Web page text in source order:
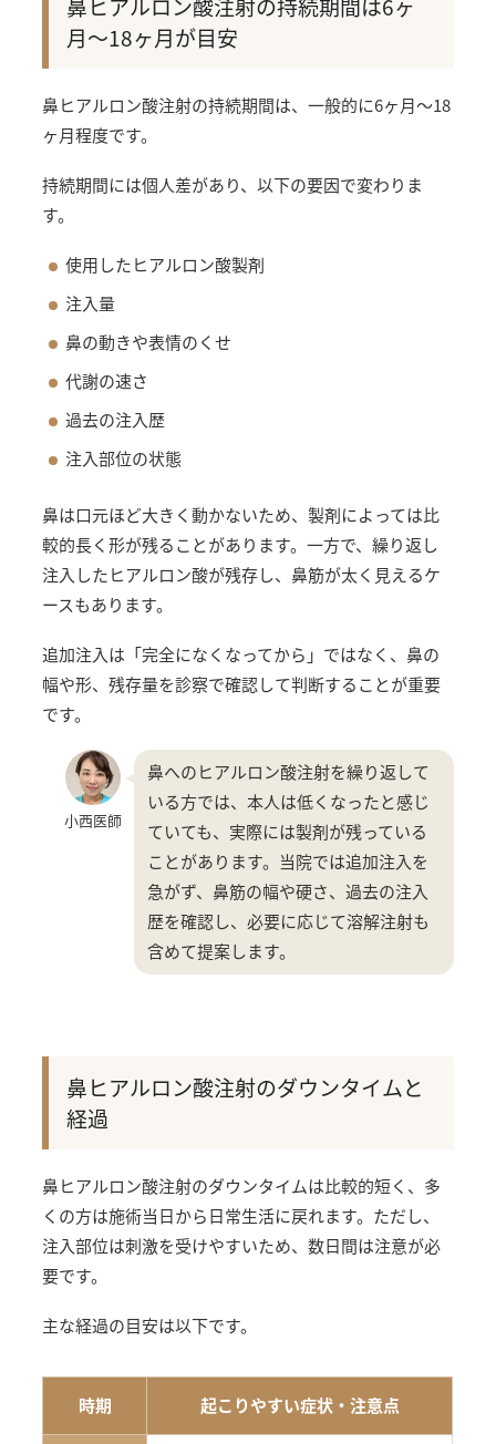
鼻ヒアルロン酸注射の持続期間は6ヶ
月〜18ヶ月が目安
鼻ヒアルロン酸注射の持続期間は、一般的に6ヶ月〜18
ヶ月程度です。
持続期間には個人差があり、以下の要因で変わりま
す。
使用したヒアルロン酸製剤
注入量
鼻の動きや表情のくせ
代謝の速さ
過去の注入歴
注入部位の状態
鼻は口元ほど大きく動かないため、製剤によっては比
較的長く形が残ることがあります。一方で、繰り返し
注入したヒアルロン酸が残存し、鼻筋が太く見えるケ
ースもあります。
追加注入は「完全になくなってから」ではなく、鼻の
幅や形、残存量を診察で確認して判断することが重要
です。
小西医師
鼻へのヒアルロン酸注射を繰り返して
いる方では、本人は低くなったと感じ
ていても、実際には製剤が残っている
ことがあります。当院では追加注入を
急がず、鼻筋の幅や硬さ、過去の注入
歴を確認し、必要に応じて溶解注射も
含めて提案します。
鼻ヒアルロン酸注射のダウンタイムと
経過
鼻ヒアルロン酸注射のダウンタイムは比較的短く、多
くの方は施術当日から日常生活に戻れます。ただし、
注入部位は刺激を受けやすいため、数日間は注意が必
要です。
主な経過の目安は以下です。
時期 起こりやすい症状・注意点